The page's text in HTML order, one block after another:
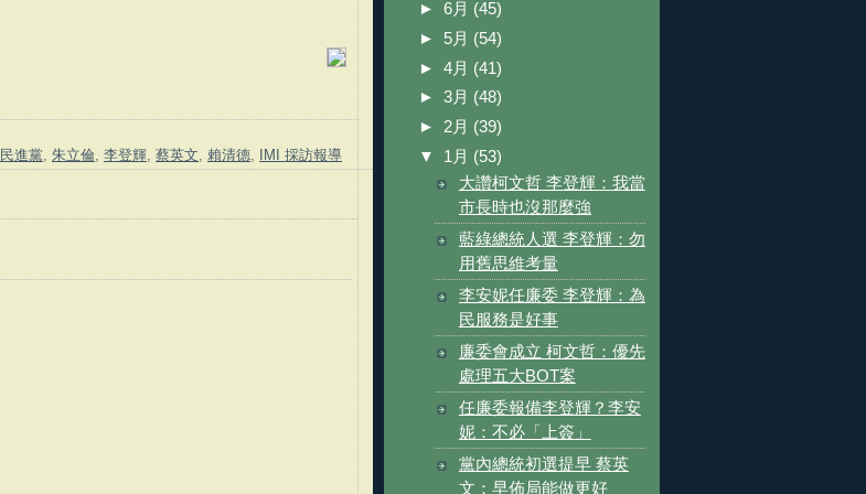
民進黨 朱立倫 李登輝 蔡英文 賴清德 IMI 採訪報導
► 6月 (45)
► 5月 (54)
► 4月 (41)
► 3月 (48)
► 2月 (39)
▼ 1月 (53)
大讚柯文哲 李登輝：我當
市長時也沒那麼強
藍綠總統人選 李登輝：勿
用舊思維考量
李安妮任廉委 李登輝：為
民服務是好事
廉委會成立 柯文哲：優先
處理五大BOT案
任廉委報備李登輝？李安
妮：不必「上簽」
黨內總統初選提早 蔡英
文：早佈局能做更好